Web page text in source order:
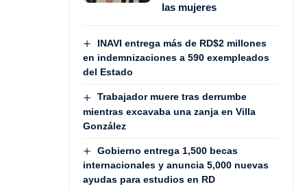
las mujeres
INAVI entrega más de RD$2 millones
en indemnizaciones a 590 exempleados
del Estado
Trabajador muere tras derrumbe
mientras excavaba una zanja en Villa
González
Gobierno entrega 1,500 becas
internacionales y anuncia 5,000 nuevas
ayudas para estudios en RD